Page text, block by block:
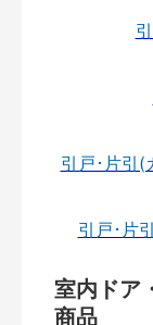
引戸･片引(
引戸･片
室内ドア
商品